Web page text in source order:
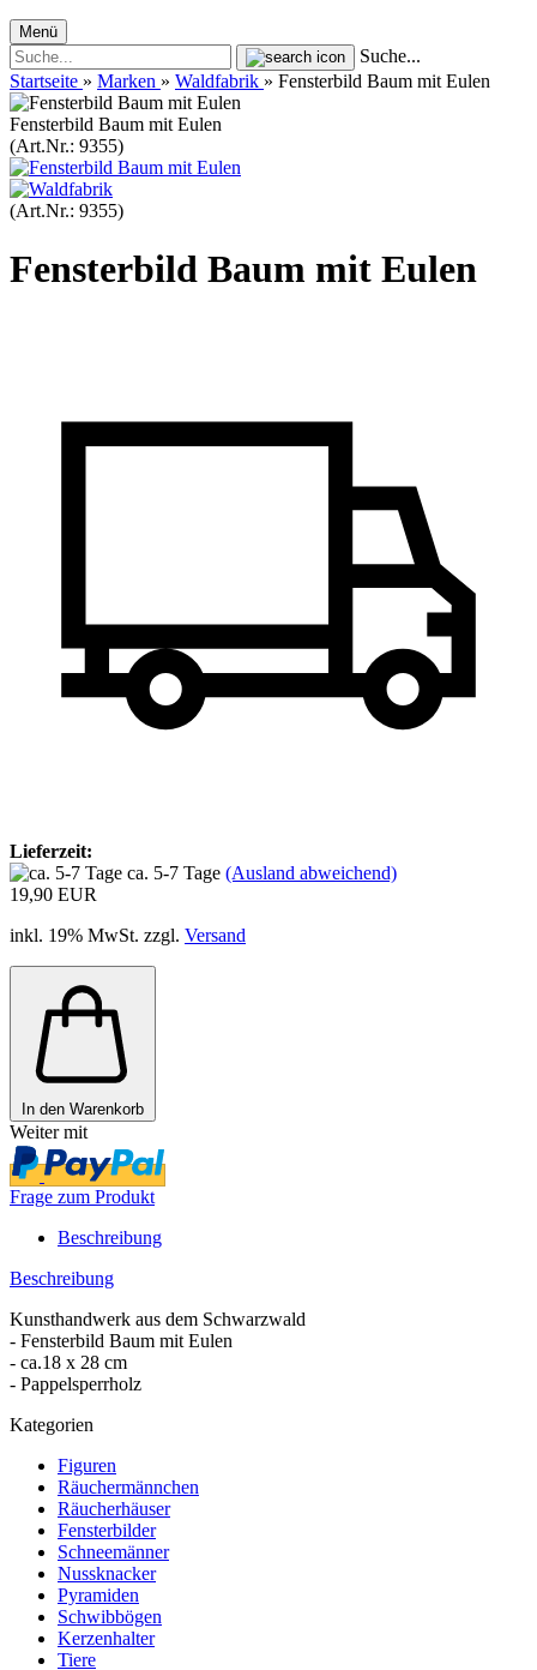
Menü
Suche...
Startseite » Marken » Waldfabrik » Fensterbild Baum mit Eulen
Fensterbild Baum mit Eulen
(Art.Nr.: 9355)
(Art.Nr.: 9355)
Fensterbild Baum mit Eulen
Lieferzeit:
ca. 5-7 Tage (Ausland abweichend)
19,90 EUR
inkl. 19% MwSt. zzgl. Versand
In den Warenkorb
Weiter mit
Frage zum Produkt
Beschreibung
Beschreibung
Kunsthandwerk aus dem Schwarzwald
- Fensterbild Baum mit Eulen
- ca.18 x 28 cm
- Pappelsperrholz
Kategorien
Figuren
Räuchermännchen
Räucherhäuser
Fensterbilder
Schneemänner
Nussknacker
Pyramiden
Schwibbögen
Kerzenhalter
Tiere